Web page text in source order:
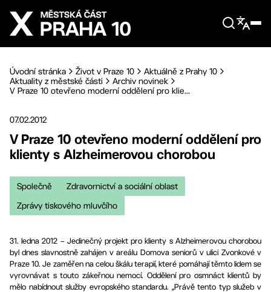
Přejít na hlavní obsah
Úvodní stránka Život v Praze 10
Aktuálně z Prahy 10
Aktuality z městské části
Archiv novinek
V Praze 10 otevřeno moderní oddělení pro klie...
07.02.2012
V Praze 10 otevřeno moderní oddělení pro
klienty s Alzheimerovou chorobou
Společně
Zdravornictví a sociální oblast
Zprávy tiskového mluvčího
31. ledna 2012 – Jedinečný projekt pro klienty s Alzheimerovou chorobou
byl dnes slavnostně zahájen v areálu Domova seniorů v ulici Zvonkové v
Praze 10. Je zaměřen na celou škálu terapií, které pomáhají těmto lidem se
vyrovnávat s touto zákeřnou nemocí. Oddělení pro osmnáct klientů by
mělo nabídnout služby evropského standardu. „Právě tento typ služeb v